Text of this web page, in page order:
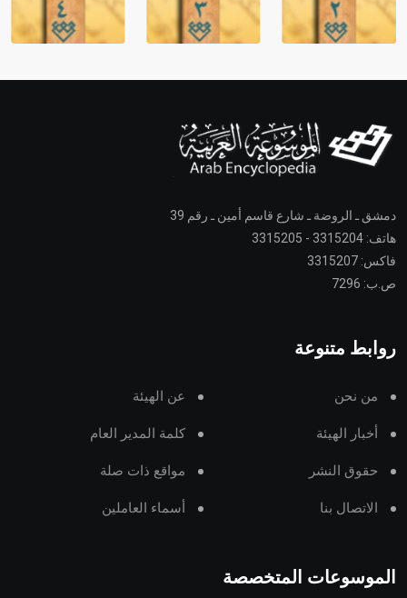
دمشق ـ الروضة ـ شارع قاسم أمين ـ رقم 39
هاتف: 3315204 - 3315205
فاكس: 3315207
ص.ب: 7296
روابط متنوعة
من نحن عن الهيئة
أخبار الهيئة كلمة المدير العام
حقوق النشر مواقع ذات صلة
الاتصال بنا أسماء العاملين
الموسوعات المتخصصة